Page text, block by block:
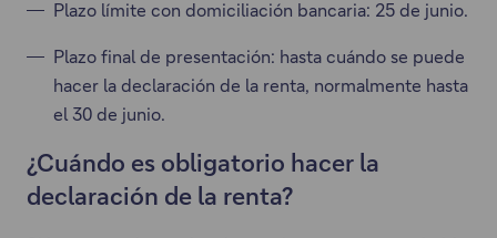
Plazo límite con domiciliación bancaria: 25 de junio.
Plazo final de presentación: hasta cuándo se puede
hacer la declaración de la renta, normalmente hasta
el 30 de junio.
¿Cuándo es obligatorio hacer la
declaración de la renta?